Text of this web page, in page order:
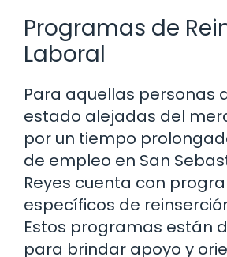
Programas de
Laboral
Para aquellas personas
estado alejadas del
por un tiempo
de empleo en San
Reyes cuenta con
específicos de
Estos programas están
para brindar apoyo y